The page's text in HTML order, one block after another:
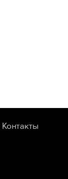
Контакты